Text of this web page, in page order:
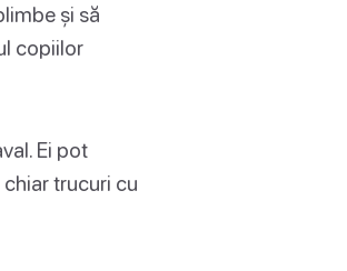
și să
copiilor
Ei pot
trucuri cu